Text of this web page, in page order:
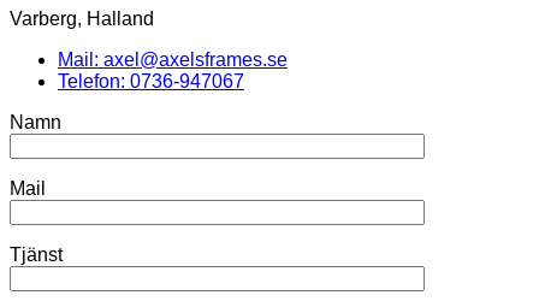
Varberg, Halland
Mail: axel@axelsframes.se
Telefon: 0736-947067
Namn
Mail
Tjänst